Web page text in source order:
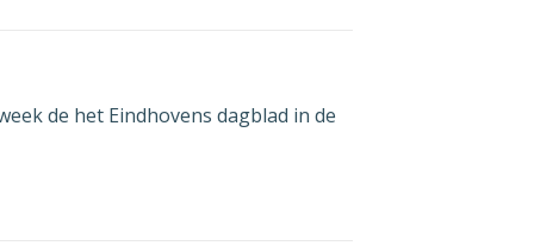
de het Eindhovens dagblad in de